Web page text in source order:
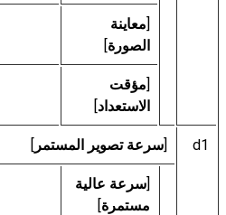
[معاينة
الصورة]
[مؤقت
الاستعداد]
d1
[سرعة تصوير المستمر ]
[سرعة عالية
مستمرة]